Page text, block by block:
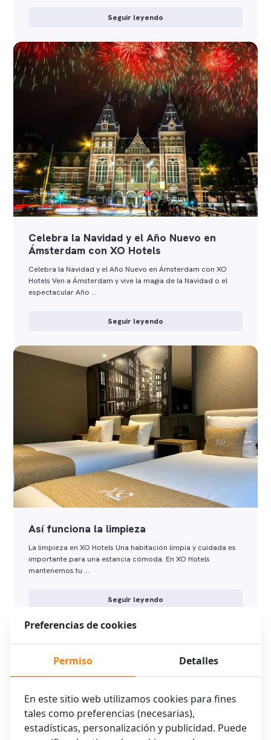
Seguir leyendo
Celebra la Navidad y el Año Nuevo en
Ámsterdam con XO Hotels
Celebra la Navidad y el Año Nuevo en Ámsterdam con XO
Hotels Ven a Ámsterdam y vive la magia de la Navidad o el
espectacular Año …
Seguir leyendo
Así funciona la limpieza
La limpieza en XO Hotels Una habitación limpia y cuidada es
importante para una estancia cómoda. En XO Hotels
mantenemos tu …
Seguir leyendo
Preferencias de cookies
Permiso Detalles
En este sitio web utilizamos cookies para fines
tales como preferencias (necesarias),
estadísticas, personalización y publicidad. Puede